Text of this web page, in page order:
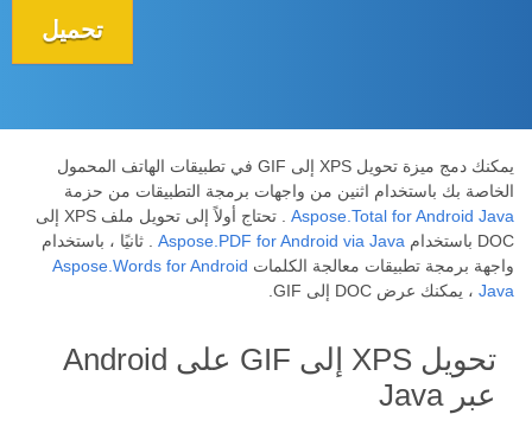
تحميل
يمكنك دمج ميزة تحويل XPS إلى GIF في تطبيقات الهاتف المحمول
الخاصة بك باستخدام اثنين من واجهات برمجة التطبيقات من حزمة
Aspose.Total for Android Java
. تحتاج أولاً إلى تحويل ملف XPS إلى
DOC باستخدام
Aspose.PDF for Android via Java . ثانيًا ، باستخدام
واجهة برمجة تطبيقات معالجة الكلمات Aspose.Words for Android
Java ، يمكنك عرض DOC إلى GIF.
تحويل XPS إلى GIF على Android
عبر Java